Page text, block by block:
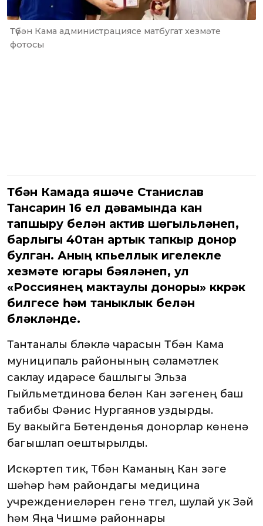
Түбән Кама администрациясе матбугат хезмәте
фотосы
Түбән Камада яшәүче Станислав
Тансарин 16 ел дәвамында кан
тапшыру белән актив шөгыльләнеп,
барлыгы 40тан артык тапкыр донор
булган. Аның күпьеллык игелекле
хезмәте югары бәяләнеп, ул
«Россиянең мактаулы доноры» күкрәк
билгесе һәм таныклык белән
бүләкләнде.
Тантаналы бүләкләү чарасын Түбән Кама
муниципаль районының сәламәтлек
саклау идарәсе башлыгы Эльза
Гыйльметдинова белән Кан үзәгенең баш
табибы Фәнис Нургаянов уздырды.
Бу вакыйга Бөтендөнья донорлар көненә
багышлап оештырылды.
Искәртеп үтик, Түбән Каманың Кан үзәге
шәһәр һәм райондагы медицина
учреждениеләрен генә түгел, шулай ук Зәй
һәм Яңа Чишмә районнары